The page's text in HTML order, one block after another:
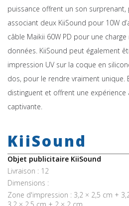
puissance offrent un son
associant deux KiiSound pour 10W
câble Maikii 60W PD pour une
données. KiiSound peut également
impression UV sur la coque en
dos, pour le rendre vraiment unique.
distinguent et offrent une
captivante.
the
beginning
of
the
images
gallery
KiiSound
Objet publicitaire KiiSound
Livraison : 12
Dimensions :
Zone d'impression : 3,2 × 2,5 cm +